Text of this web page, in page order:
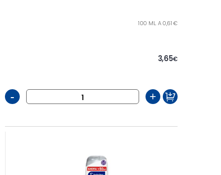
100 ML. A 0,61 €
3,65€
- +